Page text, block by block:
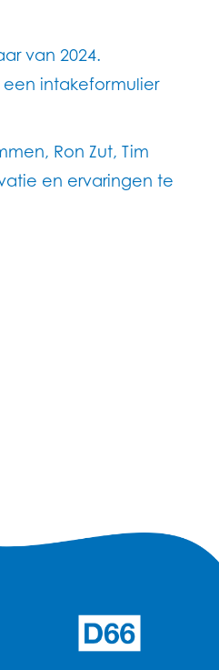
van 2024.
intakeformulier
Ron Zut, Tim
en ervaringen te